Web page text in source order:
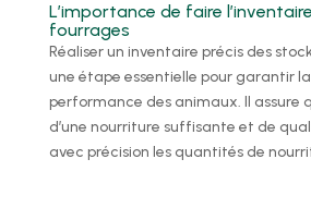
L’importance de faire
fourrages
Réaliser un inventaire précis des
une étape essentielle pour garantir
performance des animaux. Il assure
d’une nourriture suffisante et de
avec précision les quantités de